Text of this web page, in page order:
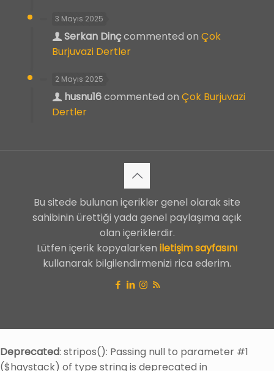
3 Mayıs 2025
Serkan Dinçcommented on Çok
Burjuvazi Dertler
2 Mayıs 2025
husnu16commented on Çok Burjuvazi
Dertler
Bu sitede bulunan içerikler genel olarak site
sahibinin ürettiği yada genel paylaşıma açık
olan içeriklerdir.
Lütfen içerik kopyalarken iletişim sayfasını
kullanarak bilgilendirmenizi rica ederim.
Deprecated: stripos(): Passing null to parameter #1
($haystack) of type string is deprecated in